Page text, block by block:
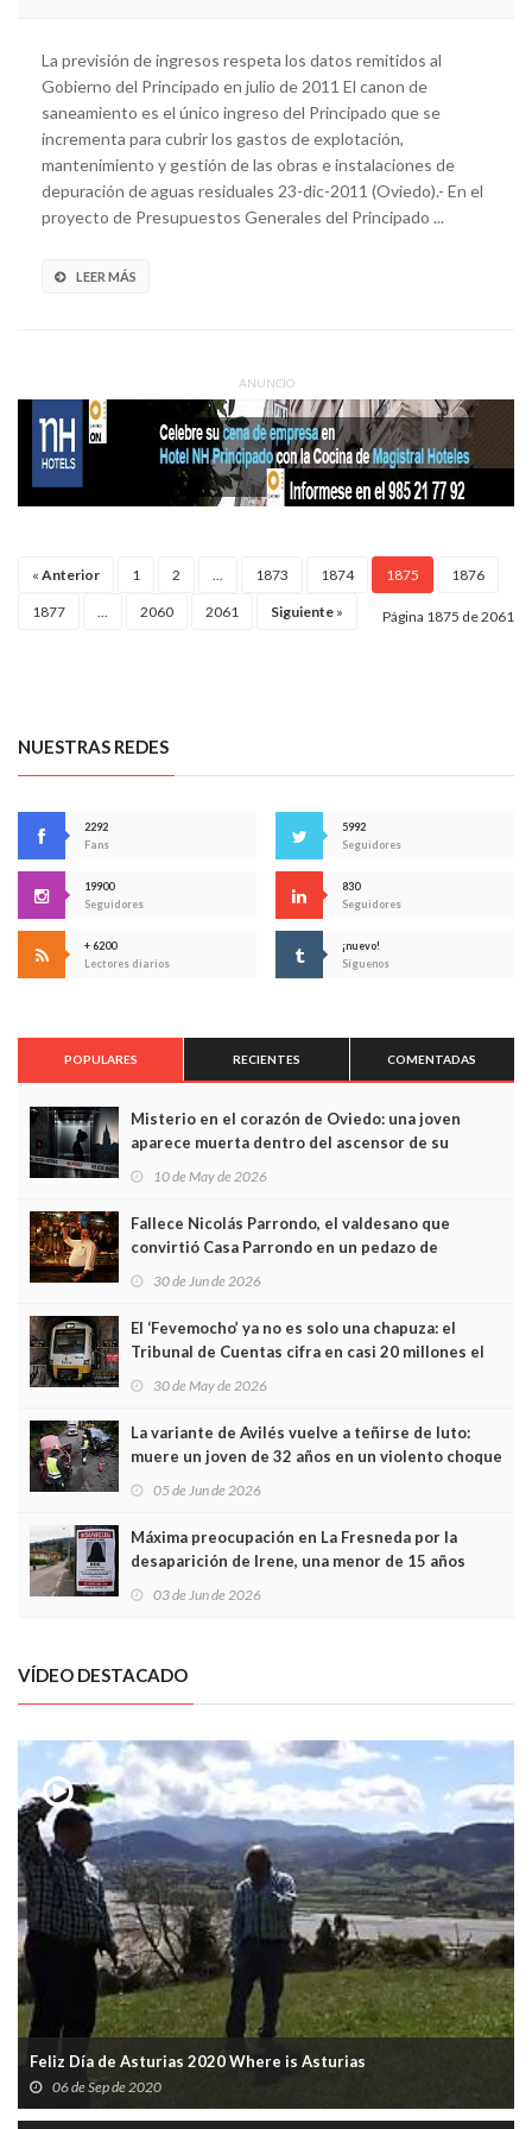
La previsión de ingresos respeta los datos remitidos al
Gobierno del Principado en julio de 2011 El canon de
saneamiento es el único ingreso del Principado que se
incrementa para cubrir los gastos de explotación,
mantenimiento y gestión de las obras e instalaciones de
depuración de aguas residuales 23-dic-2011 (Oviedo).- En el
proyecto de Presupuestos Generales del Principado ...
LEER MÁS
ANUNCIO
« Anterior 1 2 1873 1874 1875 1876
1877 2060 2061 Siguiente » Página 1875 de 2061
NUESTRAS REDES
2292
Fans
5992
Seguidores
19900
Seguidores
830
Seguidores
+ 6200
Lectores diarios
¡nuevo!
Síguenos
POPULARES RECIENTES COMENTADAS
Misterio en el corazón de Oviedo: una joven
aparece muerta dentro del ascensor de su
10 de May de 2026
Fallece Nicolás Parrondo, el valdesano que
convirtió Casa Parrondo en un pedazo de
30 de Jun de 2026
El ‘Fevemocho’ ya no es solo una chapuza: el
Tribunal de Cuentas cifra en casi 20 millones el
30 de May de 2026
La variante de Avilés vuelve a teñirse de luto:
muere un joven de 32 años en un violento choque
05 de Jun de 2026
Máxima preocupación en La Fresneda por la
desaparición de Irene, una menor de 15 años
03 de Jun de 2026
VÍDEO DESTACADO
Feliz Día de Asturias 2020 Where is Asturias
06 de Sep de 2020